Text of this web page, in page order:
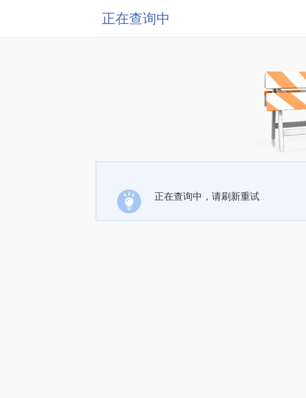
正在查询中
正在查询中，请刷新重试